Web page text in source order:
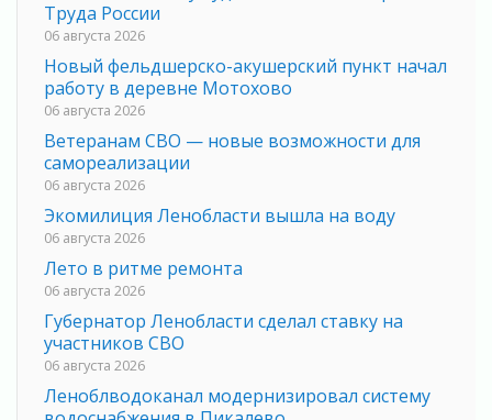
Труда России
06 августа 2026
Новый фельдшерско-акушерский пункт начал
работу в деревне Мотохово
06 августа 2026
Ветеранам СВО — новые возможности для
самореализации
06 августа 2026
Экомилиция Ленобласти вышла на воду
06 августа 2026
Лето в ритме ремонта
06 августа 2026
Губернатор Ленобласти сделал ставку на
участников СВО
06 августа 2026
Леноблводоканал модернизировал систему